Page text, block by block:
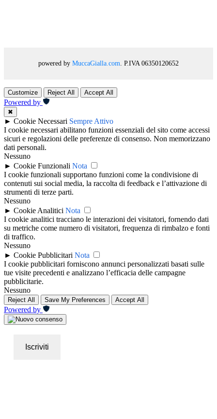
powered by MuccaGialla.com. P.IVA 06350120652
Customize Reject All Accept All
Powered by
✖
► Cookie Necessari Sempre Attivo
I cookie necessari abilitano funzioni essenziali del sito come accessi
sicuri e regolazioni delle preferenze di consenso. Non memorizzano
dati personali.
Nessuno
► Cookie Funzionali Nota
I cookie funzionali supportano funzioni come la condivisione di
contenuti sui social media, la raccolta di feedback e l’attivazione di
strumenti di terze parti.
Nessuno
► Cookie Analitici Nota
I cookie analitici tracciano le interazioni dei visitatori, fornendo dati
su metriche come numero di visitatori, frequenza di rimbalzo e fonti
di traffico.
Nessuno
► Cookie Pubblicitari Nota
I cookie pubblicitari forniscono annunci personalizzati basati sulle
tue visite precedenti e analizzano l’efficacia delle campagne
pubblicitarie.
Nessuno
Reject All Save My Preferences Accept All
Powered by
Iscriviti